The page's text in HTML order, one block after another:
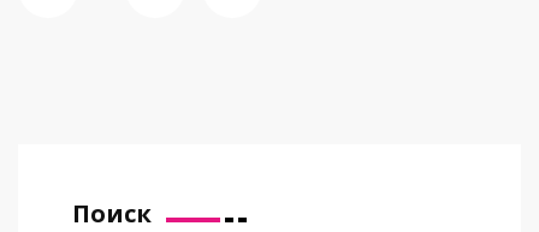
Поиск